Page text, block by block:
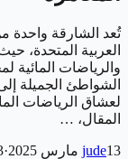
تُعد الشارقة واحدة
العربية المتحدة،
والرياضات المائية
الشواطئ الجميلة
لعشاق الرياضات
المقال، …
jude13 مارس 2025 ·